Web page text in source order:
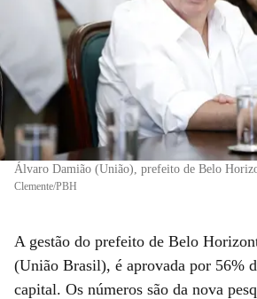
Álvaro Damião (União), prefeito de Belo
Clemente/PBH
A gestão do prefeito de Belo
(União Brasil), é aprovada por 56%
capital. Os números são da nova